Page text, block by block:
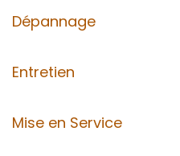
Dépannage
Entretien
Mise en Service